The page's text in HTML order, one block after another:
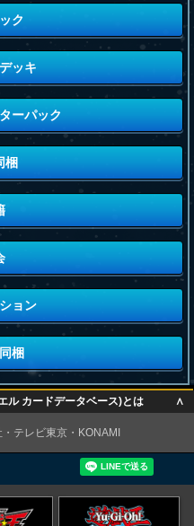
ク
ッキ
ーパック
梱
ョン
梱
ル カードデータベース)とは ∧
テレビ東京・KONAMI